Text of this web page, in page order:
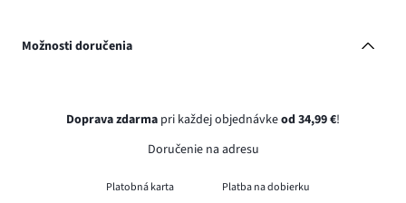
Možnosti doručenia
Doprava zdarma pri každej objednávkeod 34,99 €!
Doručenie na adresu
Platobná karta Platba na dobierku